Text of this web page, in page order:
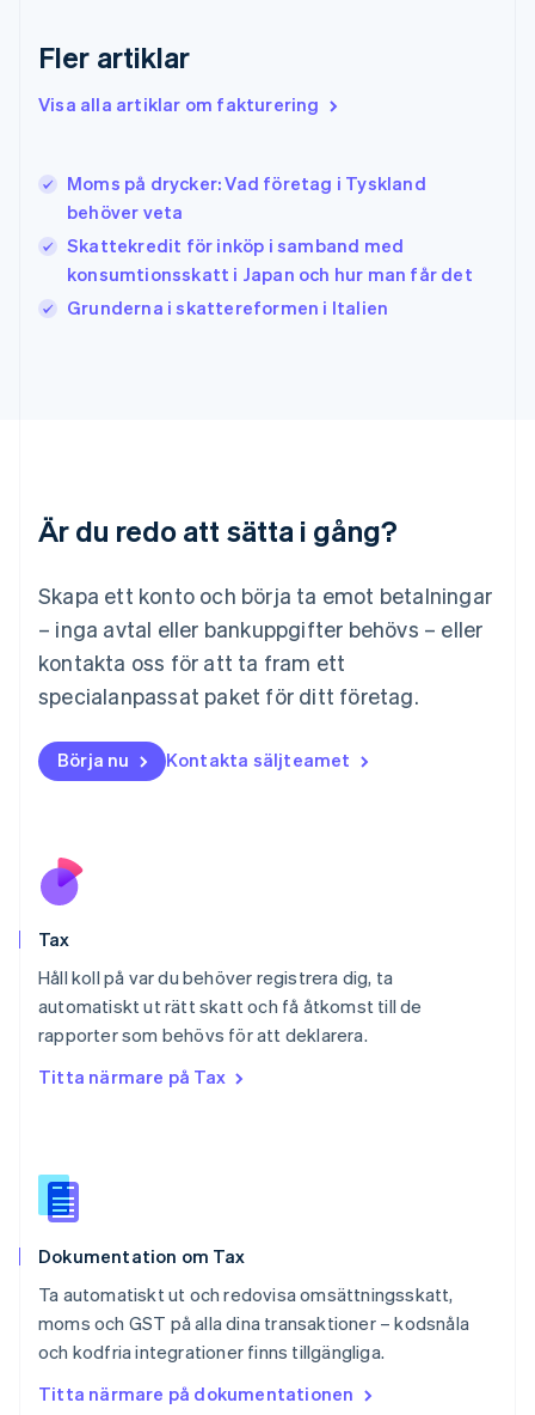
Fler artiklar
Visa alla artiklar om fakturering
Moms på drycker: Vad företag i Tyskland
behöver veta
Skattekredit för inköp i samband med
konsumtionsskatt i Japan och hur man får det
Grunderna i skattereformen i Italien
Är du redo att sätta i gång?
Skapa ett konto och börja ta emot betalningar
– inga avtal eller bankuppgifter behövs – eller
kontakta oss för att ta fram ett
specialanpassat paket för ditt företag.
Börja nu Kontakta säljteamet
Tax
Håll koll på var du behöver registrera dig, ta
automatiskt ut rätt skatt och få åtkomst till de
rapporter som behövs för att deklarera.
Titta närmare på Tax
Dokumentation om Tax
Ta automatiskt ut och redovisa omsättningsskatt,
moms och GST på alla dina transaktioner – kodsnåla
och kodfria integrationer finns tillgängliga.
Titta närmare på dokumentationen
简体中文
Indien
Irland
Italiano English
Japan
日本語 English
EnglishFrançais
Kroatien
FrançaisDeutschEnglish
Malta
English
Mexiko
Español English
Nederländerna
Norge
English
English
Portugal
Schweiz
DeutschFrançaisItalianoEnglish
Singapore
Slovakien
Spanien
Español
English
Sverige
Thailand
ไทยEnglish
English